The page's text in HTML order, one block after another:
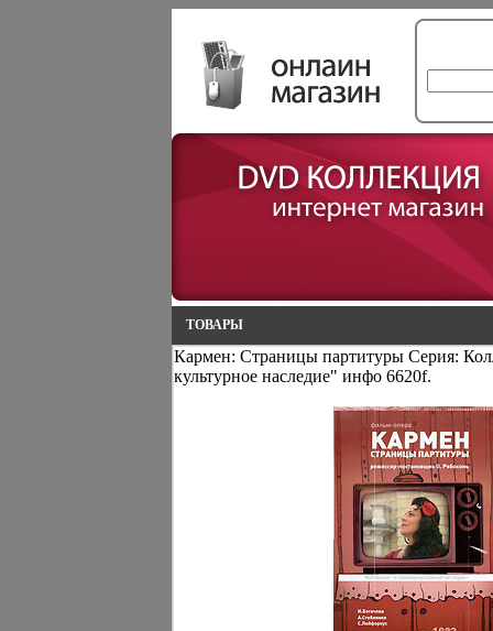
ТОВАРЫ
Кармен: Страницы партитуры Серия:
культурное наследие" инфо 6620f.